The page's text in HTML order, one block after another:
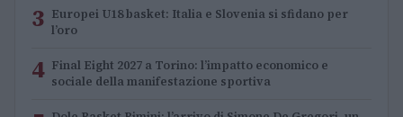
3 Europei U18 basket: Italia e Slovenia si sfidano per
l’oro
4 Final Eight 2027 a Torino: l’impatto economico e
sociale della manifestazione sportiva